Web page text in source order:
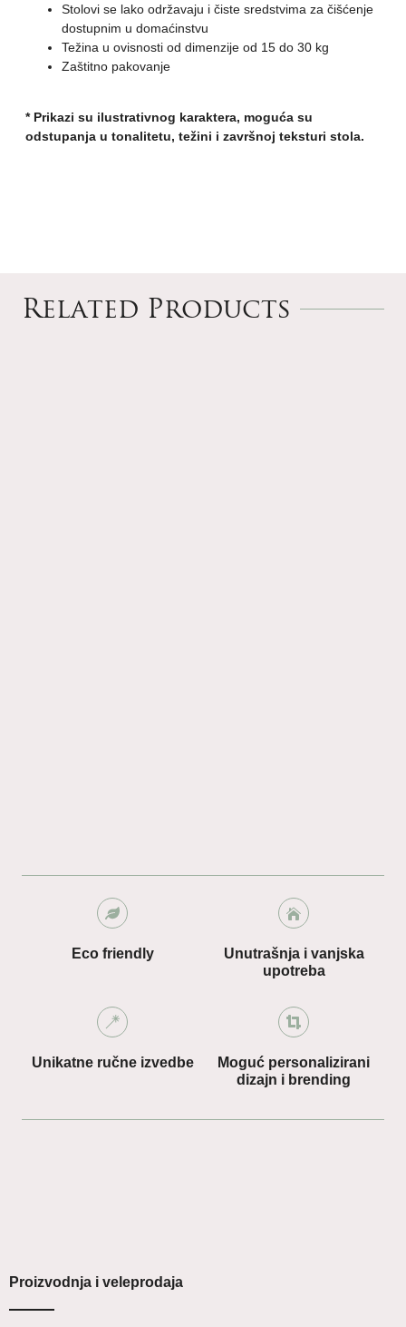
Stolovi se lako održavaju i čiste sredstvima za čišćenje
dostupnim u domaćinstvu
Težina u ovisnosti od dimenzije od 15 do 30 kg
Zaštitno pakovanje
* Prikazi su ilustrativnog karaktera, moguća su
odstupanja u tonalitetu, težini i završnoj teksturi stola.
Related Products
Eco friendly
Unutrašnja i vanjska
upotreba
Unikatne ručne izvedbe
Moguć personalizirani
dizajn i brending
Proizvodnja i veleprodaja